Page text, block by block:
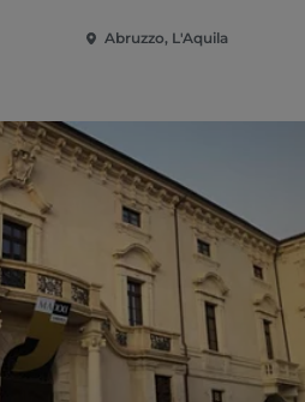
Abruzzo, L'Aquila